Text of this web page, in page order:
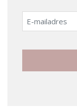
E-
mailadres